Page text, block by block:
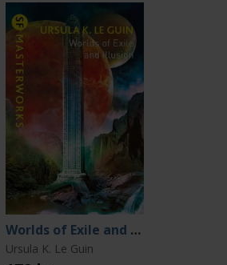
Worlds of Exile and Illusion
Ursula K. Le Guin